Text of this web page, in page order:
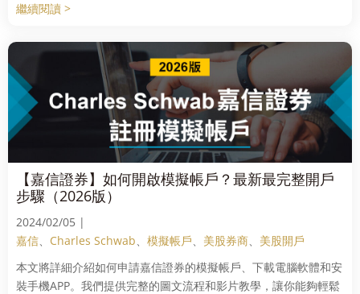
繼續閱讀 >
【嘉信證券】如何開啟模擬帳戶？最新最完整開戶
步驟（2026版）
2024/02/05 |
嘉信、 Charles Schwab、 模擬帳戶、 美股券商、 美股開戶
本文將詳細介紹如何申請嘉信證券的模擬帳戶、下載電腦軟體和安
裝手機APP。我們提供完整的圖文流程和影片教學，讓你能夠輕鬆